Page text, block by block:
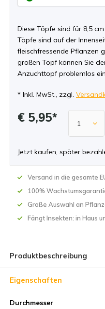
Diese Töpfe sind für 8,5
Töpfe sind auf der
fleischfressende Pflanzen
großen Topf können Sie
Anzuchttopf problemlos
* Inkl. MwSt., zzgl.
€ 5,95*
Jetzt kaufen, später
Versand in die gesamte
100%
Große Auswahl an
Fängt Insekten: in Haus
Produktbeschreibung
Eigenschaften
Durchmesser